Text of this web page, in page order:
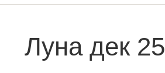
Луна дек 25